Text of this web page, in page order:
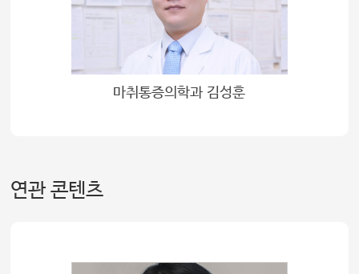
마취통증의학과 김성훈
연관 콘텐츠